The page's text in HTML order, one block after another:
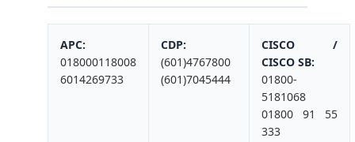
APC:
018000118008
6014269733
CDP:
(601)4767800
(601)7045444
CISCO /
CISCO SB:
01800-
5181068
01800 91 55
333